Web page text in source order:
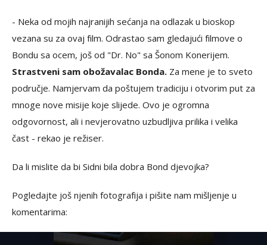
- Neka od mojih najranijih sećanja na odlazak u bioskop
vezana su za ovaj film. Odrastao sam gledajući filmove o
Bondu sa ocem, još od "Dr. No" sa Šonom Konerijem.
Strastveni sam obožavalac Bonda. Za mene je to sveto
područje. Namjervam da poštujem tradiciju i otvorim put za
mnoge nove misije koje slijede. Ovo je ogromna
odgovornost, ali i nevjerovatno uzbudljiva prilika i velika
čast - rekao je režiser.
Da li mislite da bi Sidni bila dobra Bond djevojka?
Pogledajte još njenih fotografija i pišite nam mišljenje u
komentarima: